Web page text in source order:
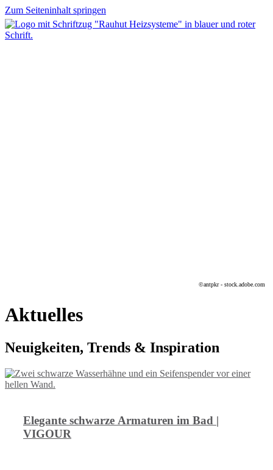
Zum Seiteninhalt springen
©antpkr - stock.adobe.com
Aktuelles
Neuigkeiten, Trends & Inspiration
Elegante schwarze Armaturen im Bad |
VIGOUR